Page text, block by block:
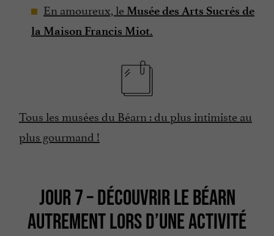
En amoureux, le Musée des Arts Sucrés de
la Maison Francis Miot.
Tous les musées du Béarn : du plus intimiste au
plus gourmand !
JOUR 7 – DÉCOUVRIR LE BÉARN
AUTREMENT LORS D’UNE ACTIVITÉ